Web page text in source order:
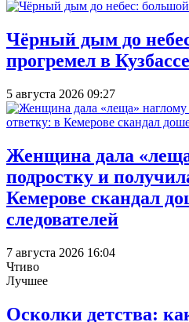
Чёрный дым до
прогремел в Кузбассе
5 августа 2026 09:27
Женщина дала
подростку и
Кемерове скандал
следователей
7 августа 2026 16:04
Чтиво
Лучшее
Осколки детства: